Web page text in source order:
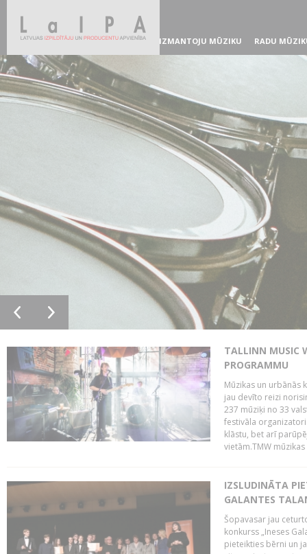
IZMANTOJU MŪZIKU RADU
TALLINN MUSIC
PROGRAMMU
Mūzikas un urbānās
jau devīto reizi
237 mūziķi no 33
festivāla
klāstu, bet arī
vietām.TMW
IZSLUDINĀTA
GALANTES
Šopavasar jau
konkurss „Ineses
pieteikties bērni un